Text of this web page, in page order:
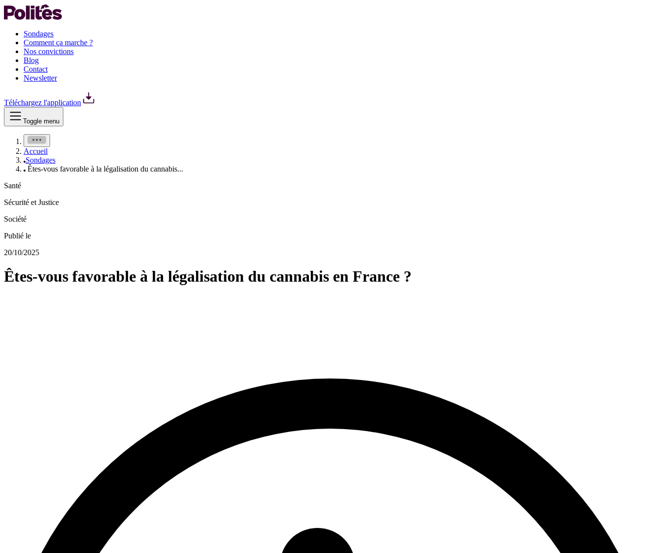
Sondages
Comment ça marche ?
Nos convictions
Blog
Contact
Newsletter
Téléchargez l'application
Toggle menu
Accueil
Sondages
Êtes-vous favorable à la légalisation du cannabis...
Santé
Sécurité et Justice
Société
Publié le
20/10/2025
Êtes-vous favorable à la légalisation du cannabis en France ?